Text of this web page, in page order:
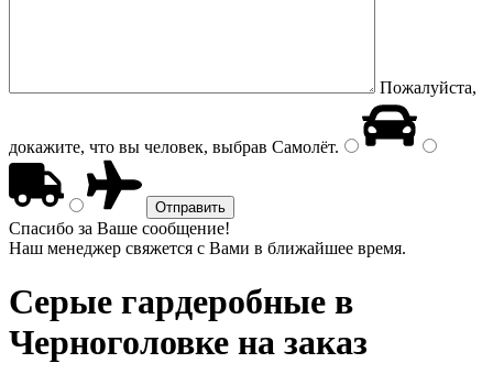
Пожалуйста,
докажите, что вы человек, выбрав Самолёт.
Спасибо за Ваше сообщение!
Наш менеджер свяжется с Вами в ближайшее время.
Серые гардеробные в
Черноголовке на заказ